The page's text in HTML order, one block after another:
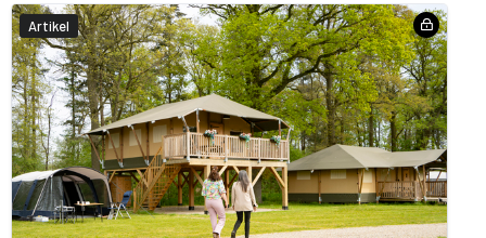
Artikel